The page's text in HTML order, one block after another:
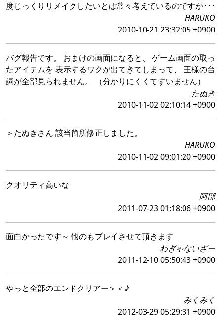
度じっくりリメイクしたいとは常々考えているのですが･･･
HARUKO
2010-10-21 23:32:05 +0900
バグ報告です。 おまけの画面になると、 ゲーム画面の取っ
たアイテムを 表示するワクが出てきてしまって、 王様の台
詞が全部見られません。 （分かりにくくてすいません）
たぬき
2010-11-02 02:10:14 +0900
＞たぬきさん 該当箇所修正しました。
HARUKO
2010-11-02 09:01:20 +0900
クオリティ高いな
阿部
2011-07-23 01:18:06 +0900
面白かったです～ 他のもプレイさせて頂きます
わぎゃないざー
2011-12-10 05:50:43 +0900
やっと全部のエンドクリアー＞＜♪
みくみく
2012-03-29 05:29:31 +0900